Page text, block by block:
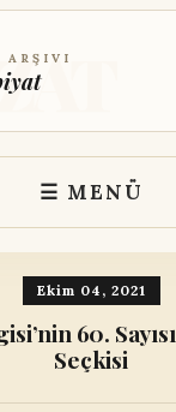
ARŞIVI
☰ MENÜ
Ekim 04, 2021
60.
Seçkisi